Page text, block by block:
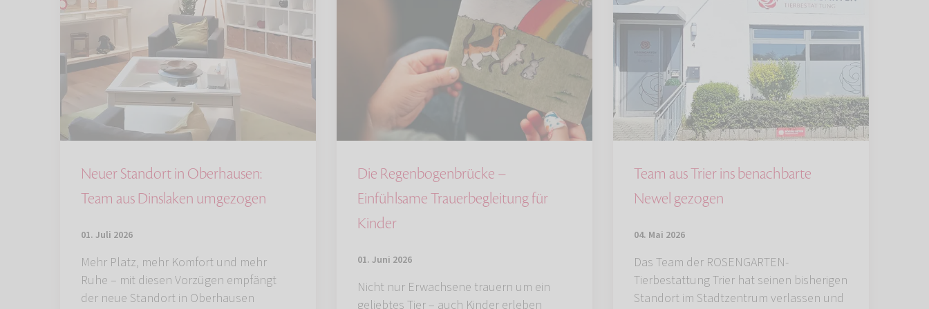
Neuer Standort in Oberhausen:
Team aus Dinslaken umgezogen
01. Juli 2026
Mehr Platz, mehr Komfort und mehr
Ruhe – mit diesen Vorzügen empfängt
der neue Standort in Oberhausen
Die Regenbogenbrücke –
Einfühlsame Trauerbegleitung für
Kinder
01. Juni 2026
Nicht nur Erwachsene trauern um ein
geliebtes Tier – auch Kinder erleben
Team aus Trier ins benachbarte
Newel gezogen
04. Mai 2026
Das Team der ROSENGARTEN-
Tierbestattung Trier hat seinen bisherigen
Standort im Stadtzentrum verlassen und